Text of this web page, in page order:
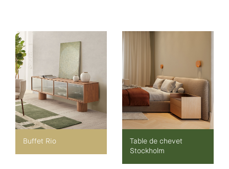
Buffet Rio
Table de chevet
Stockholm